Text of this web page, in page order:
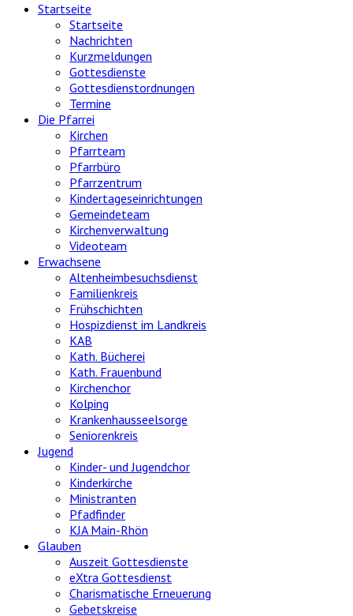
Startseite
Startseite
Nachrichten
Kurzmeldungen
Gottesdienste
Gottesdienstordnungen
Termine
Die Pfarrei
Kirchen
Pfarrteam
Pfarrbüro
Pfarrzentrum
Kindertageseinrichtungen
Gemeindeteam
Kirchenverwaltung
Videoteam
Erwachsene
Altenheimbesuchsdienst
Familienkreis
Frühschichten
Hospizdienst im Landkreis
KAB
Kath. Bücherei
Kath. Frauenbund
Kirchenchor
Kolping
Krankenhausseelsorge
Seniorenkreis
Jugend
Kinder- und Jugendchor
Kinderkirche
Ministranten
Pfadfinder
KJA Main-Rhön
Glauben
Auszeit Gottesdienste
eXtra Gottesdienst
Charismatische Erneuerung
Gebetskreise